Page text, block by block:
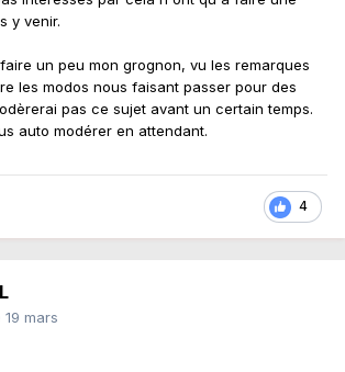
y venir.
un peu mon grognon, vu les remarques
les modos nous faisant passer pour des
pas ce sujet avant un certain temps.
auto modérer en attendant.
4
19 mars